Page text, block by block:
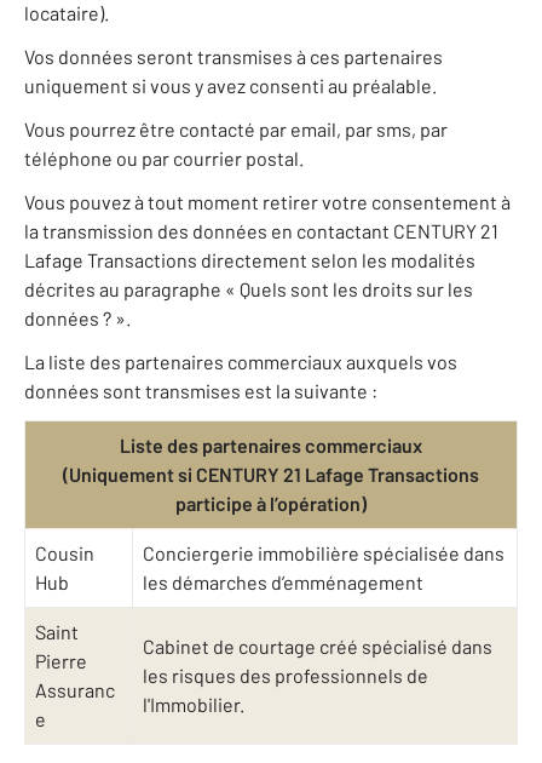
locataire).
Vos données seront transmises à ces partenaires
uniquement si vous y avez consenti au préalable.
Vous pourrez être contacté par email, par sms, par
téléphone ou par courrier postal.
Vous pouvez à tout moment retirer votre consentement à
la transmission des données en contactant CENTURY 21
Lafage Transactions directement selon les modalités
décrites au paragraphe « Quels sont les droits sur les
données ? ».
La liste des partenaires commerciaux auxquels vos
données sont transmises est la suivante :
Liste des partenaires commerciaux
(Uniquement si CENTURY 21 Lafage Transactions
participe à l’opération)
Cousin
Hub
Conciergerie immobilière spécialisée dans
les démarches d’emménagement
Saint
Pierre
Assuranc
e
Cabinet de courtage créé spécialisé dans
les risques des professionnels de
l'Immobilier.